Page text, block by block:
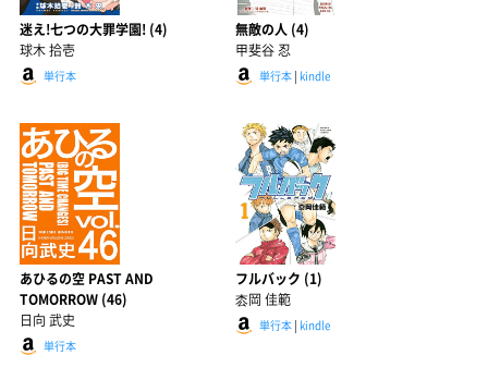
迷え!七つの大罪学園! (4)
球木 拾壱
単行本
無敵の人 (4)
甲斐谷 忍
単行本| kindle
あひるの空 PAST AND
TOMORROW (46)
日向 武史
単行本
フルバック (1)
枩岡 佳範
単行本| kindle